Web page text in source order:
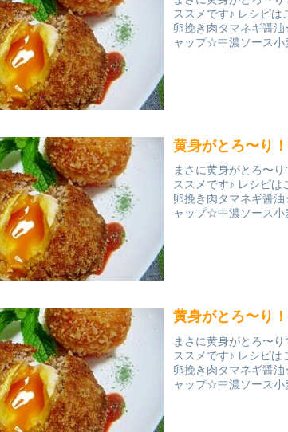
ススメです♪ レシピ
卵挽き肉タマネギ醤
ャップ☆中濃ソース小
黄身がとろ〜り
まさに黄身がとろ〜
ススメです♪ レシピ
卵挽き肉タマネギ醤
ャップ☆中濃ソース小
黄身がとろ〜り
まさに黄身がとろ〜
ススメです♪ レシピ
卵挽き肉タマネギ醤
ャップ☆中濃ソース小